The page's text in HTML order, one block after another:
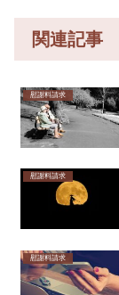
関連記事
慰謝料請求
慰謝料請求
慰謝料請求